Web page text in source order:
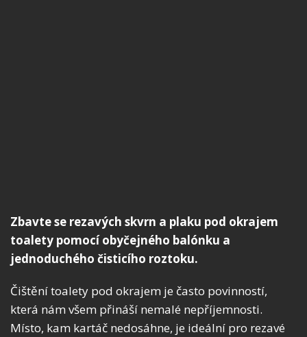
Zbavte se rezavých skvrn a plaku pod okrajem
toalety pomocí obyčejného balónku a
jednoduchého čisticího roztoku.
Čištění toalety pod okrajem je často povinností,
která nám všem přináší nemalé nepříjemnosti.
Místo, kam kartáč nedosáhne, je ideální pro rezavé